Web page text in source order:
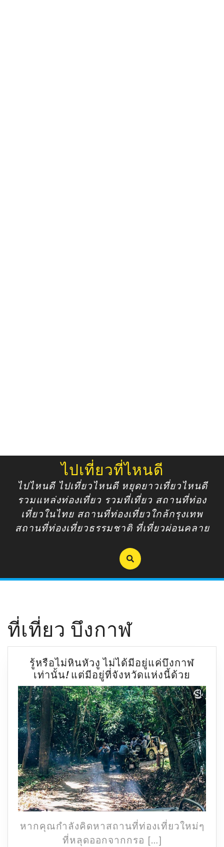
content
ไปเที่ยวที่ไหนดี
ไปไหนดี ไปเที่ยวไหนดี หยุดยาวเที่ยวไหนดี
รวมแหล่งท่องเที่ยว รวมที่เที่ยว สถานที่ท่อง
เที่ยวในไทย สถานที่ท่องเที่ยวใกล้กรุงเทพ
สถานที่ท่องเที่ยวธรรมชาติ ที่เที่ยวผ่อนคลาย
ที่เที่ยว บึงกาฬ
รู้หรือไม่หินหัวงู ไม่ได้มีอยู่แค่บึงกาฬ
เท่านั้น! แต่มีอยู่ที่จังหวัดแห่งนี้ด้วย
หรือ
ไม่
หิน
หัว
งู
ไม่
ได้
มี
อยู่
แค่
บึงกาฬ
เท่านั้
แต่
หากคุณกำลังคิดหาสถานที่ท่องเที่ยวใหม่ๆ
ที่หลุดออกจากกรอ […]